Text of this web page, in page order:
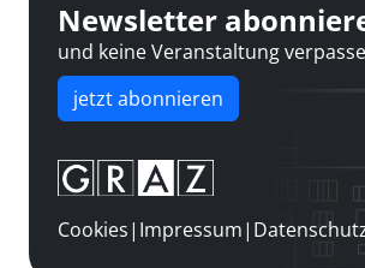
Newsletter
und keine Veranstaltung
jetzt abonnieren
Cookies| Impressum|